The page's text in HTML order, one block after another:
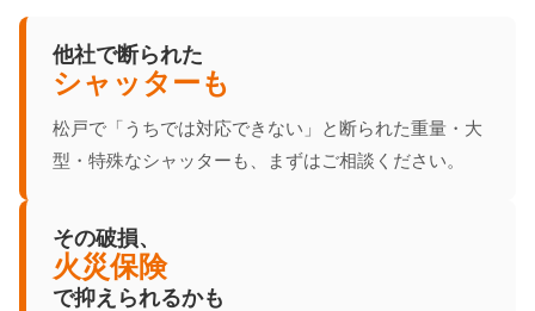
他社で断られた
シャッターも
松戸で「うちでは対応できない」と断られた重量・大
型・特殊なシャッターも、まずはご相談ください。
その破損、
火災保険
で抑えられるかも